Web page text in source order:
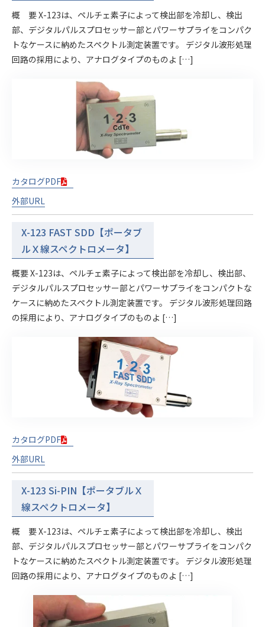
概 要 X-123は、ペルチェ素子によって検出部を冷却し、検出
部、デジタルパルスプロセッサー部とパワーサプライをコンパク
トなケースに納めたスペクトル測定装置です。 デジタル波形処理
回路の採用により、アナログタイプのものよ […]
カタログPDF
外部URL
X-123 FAST SDD【ポータブ
ルＸ線スペクトロメータ】
概要 X-123は、ペルチェ素子によって検出部を冷却し、検出部、
デジタルパルスプロセッサー部とパワーサプライをコンパクトな
ケースに納めたスペクトル測定装置です。 デジタル波形処理回路
の採用により、アナログタイプのものよ […]
カタログPDF
外部URL
X-123 Si-PIN【ポータブルＸ
線スペクトロメータ】
概 要 X-123は、ペルチェ素子によって検出部を冷却し、検出
部、デジタルパルスプロセッサー部とパワーサプライをコンパク
トなケースに納めたスペクトル測定装置です。 デジタル波形処理
回路の採用により、アナログタイプのものよ […]